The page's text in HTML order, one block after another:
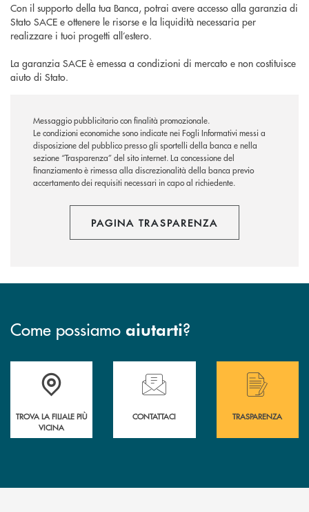
Con il supporto della tua Banca, potrai avere accesso alla garanzia di
Stato SACE e ottenere le risorse e la liquidità necessaria per
realizzare i tuoi progetti all’estero.
La garanzia SACE è emessa a condizioni di mercato e non costituisce
aiuto di Stato.
Messaggio pubblicitario con finalità promozionale.
Le condizioni economiche sono indicate nei Fogli Informativi messi a
disposizione del pubblico presso gli sportelli della banca e nella
sezione “Trasparenza” del sito internet.La concessione del
finanziamento è rimessa alla discrezionalità della banca previo
accertamento dei requisiti necessari in capo al richiedente.
PAGINA TRASPARENZA
Come possiamo aiutarti?
Accedi all' elenco completo delle filiali .
TROVA LA FILIALE PIÙ
VICINA
Hai bisogno di assistenza immediata?
CONTATTACI
Hai bisogno di
TRASPARENZA